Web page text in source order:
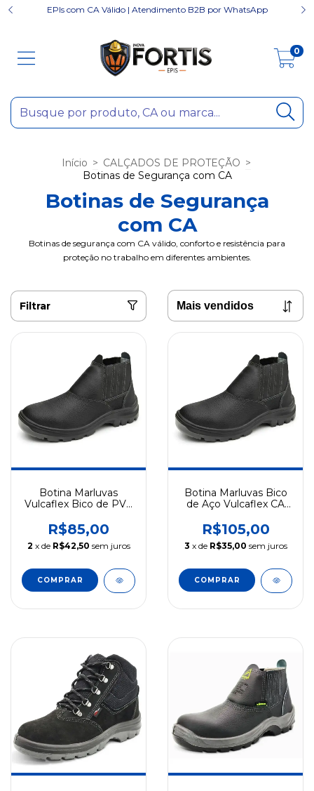
EPIs com CA Válido | Atendimento B2B por WhatsApp
0
Início > CALÇADOS DE PROTEÇÃO >
Botinas de Segurança com CA
Botinas de Segurança
com CA
Botinas de segurança com CA válido, conforto e resistência para
proteção no trabalho em diferentes ambientes.
Filtrar
Botina Marluvas
Vulcaflex Bico de PVC
R$85,00
2 x de R$42,50 sem juros
COMPRAR
Botina Marluvas Bico
de Aço Vulcaflex CA
R$105,00
3 x de R$35,00 sem juros
COMPRAR